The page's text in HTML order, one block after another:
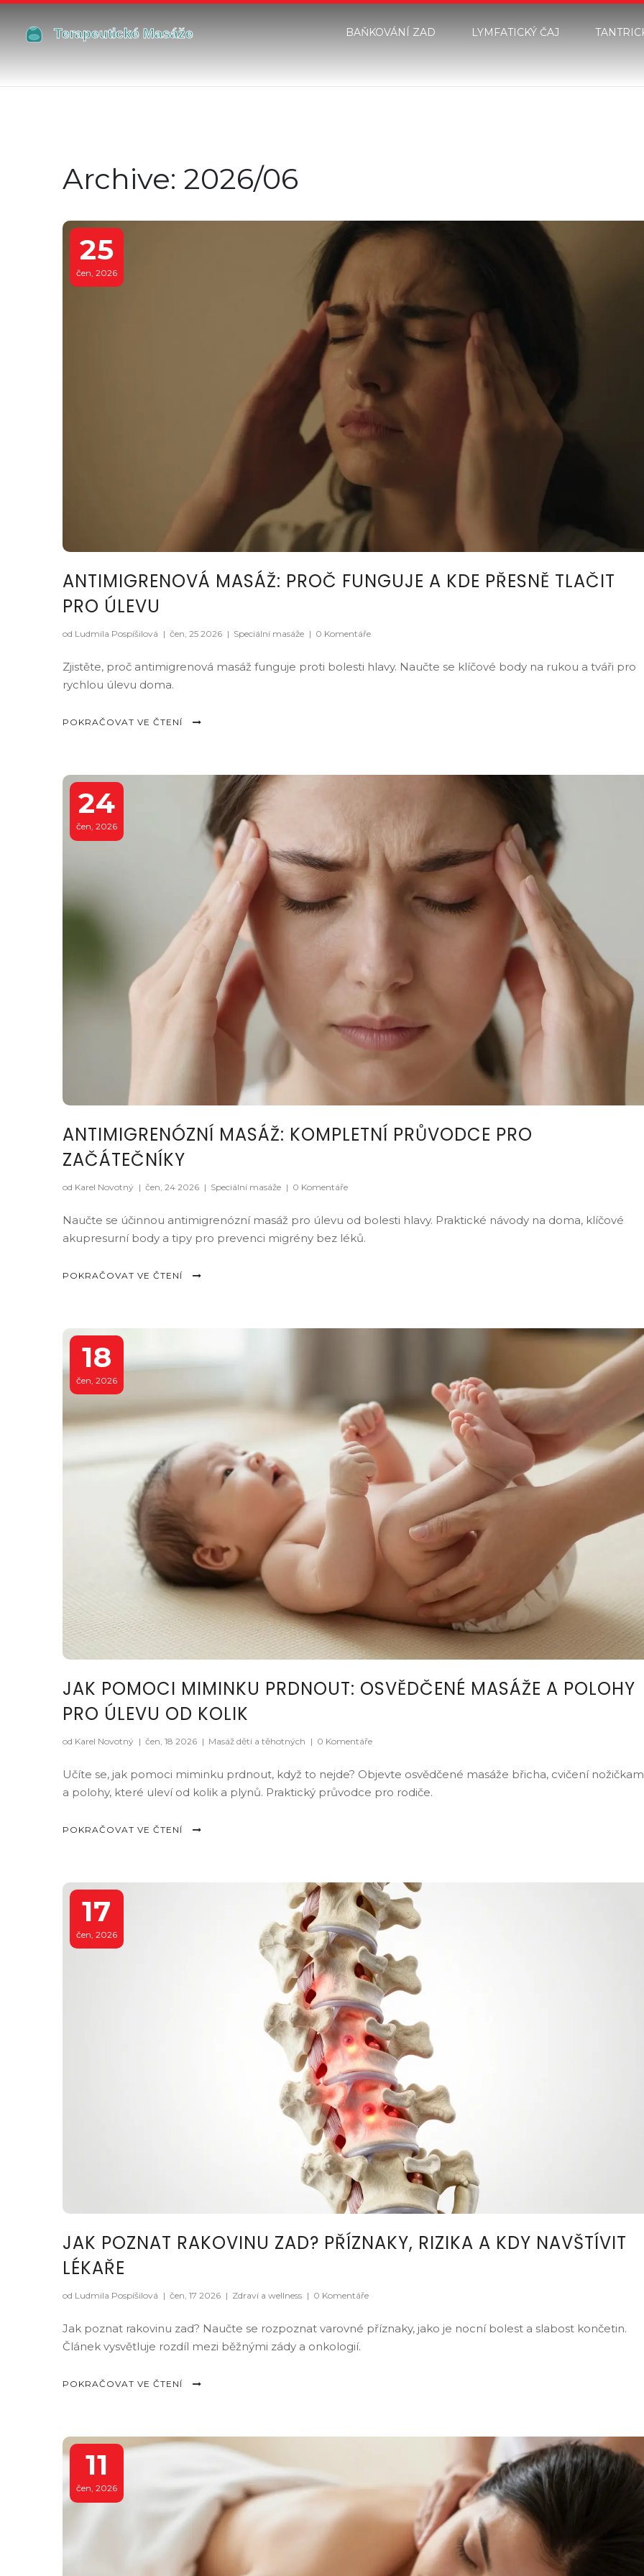
BAŇKOVÁNÍ ZAD LYMFATICKÝ ČAJ
Archive: 2026/06
25
čen, 2026
ANTIMIGRENOVÁ MASÁŽ: PROČ FUNGUJE A KDE PŘESNĚ TLAČIT
PRO ÚLEVU
od Ludmila Pospíšilová | čen, 25 2026 | Speciální masáže | 0 Komentáře
Zjistěte, proč antimigrenová masáž funguje proti bolesti hlavy. Naučte se klíčové body na rukou a tváři pro
rychlou úlevu doma.
POKRAČOVAT VE ČTENÍ
24
čen, 2026
ANTIMIGRENÓZNÍ MASÁŽ: KOMPLETNÍ PRŮVODCE PRO
ZAČÁTEČNÍKY
od Karel Novotný | čen, 24 2026 | Speciální masáže | 0 Komentáře
Naučte se účinnou antimigrenózní masáž pro úlevu od bolesti hlavy. Praktické návody na doma, klíčové
akupresurní body a tipy pro prevenci migrény bez léků.
POKRAČOVAT VE ČTENÍ
18
čen, 2026
JAK POMOCI MIMINKU PRDNOUT: OSVĚDČENÉ MASÁŽE A POLOHY
PRO ÚLEVU OD KOLIK
od Karel Novotný | čen, 18 2026 | Masáž dětí a těhotných | 0 Komentáře
Učíte se, jak pomoci miminku prdnout, když to nejde? Objevte osvědčené masáže břicha, cvičení
a polohy, které uleví od kolik a plynů. Praktický průvodce pro rodiče.
POKRAČOVAT VE ČTENÍ
17
čen, 2026
JAK POZNAT RAKOVINU ZAD? PŘÍZNAKY, RIZIKA A KDY NAVŠTÍVIT
LÉKAŘE
od Ludmila Pospíšilová | čen, 17 2026 | Zdraví a wellness | 0 Komentáře
Jak poznat rakovinu zad? Naučte se rozpoznat varovné příznaky, jako je nocní bolest a slabost končetin.
Článek vysvětluje rozdíl mezi běžnými zády a onkologií.
POKRAČOVAT VE ČTENÍ
11
čen, 2026